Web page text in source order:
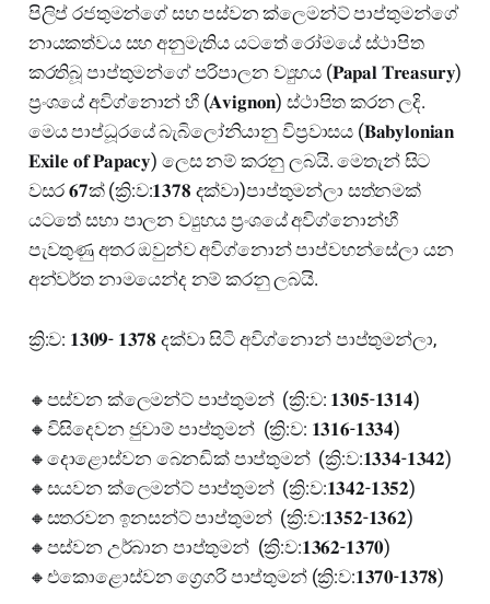
පිලිප් රජතුමන්ගේ සහ පස්වන ක්ලෙමන්ට් පාප්තුමන්ගේ
නායකත්වය සහ අනුමැතිය යටතේ රෝමයේ ස්ථාපිත
කරතිබූ පාප්තුමන්ගේ පරිපාලන ව්‍යුහය (𝐏𝐚𝐩𝐚𝐥 𝐓𝐫𝐞𝐚𝐬𝐮𝐫𝐲)
ප්‍රංශයේ අවිග්නොන් හී (𝐀𝐯𝐢𝐠𝐧𝐨𝐧) ස්ථාපිත කරන ලදි.
මෙය පාප්ධූරයේ බැබිලෝනියානු විප්‍රවාසය (𝐁𝐚𝐛𝐲𝐥𝐨𝐧𝐢𝐚𝐧
𝐄𝐱𝐢𝐥𝐞 𝐨𝐟 𝐏𝐚𝐩𝐚𝐜𝐲) ලෙස නම් කරනු ලබයි. මෙතැන් සිට
වසර 𝟔𝟕ක් (ක්‍රි:ව:𝟏𝟑𝟕𝟖 දක්වා)පාප්තුමන්ලා සත්නමක්
යටතේ සභා පාලන ව්‍යුහය ප්‍රංශයේ අවිග්නොන්හී
පැවතුණු අතර ඔවුන්ව අවිග්නොන් පාප්වහන්සේලා යන
අන්වර්ත නාමයෙන්ද නම් කරනු ලබයි.
ක්‍රි:ව: 𝟏𝟑𝟎𝟗- 𝟏𝟑𝟕𝟖 දක්වා සිටි අවිග්නොන් පාප්තුමන්ලා,
🔸පස්වන ක්ලෙමන්ට් පාප්තුමන් (ක්‍රි:ව: 𝟏𝟑𝟎𝟓-𝟏𝟑𝟏𝟒)
🔸විසිදෙවන ජුවාම් පාප්තුමන් (ක්‍රි:ව: 𝟏𝟑𝟏𝟔-𝟏𝟑𝟑𝟒)
🔸දොළොස්වන බෙනඩික් පාප්තුමන් (ක්‍රි:ව:𝟏𝟑𝟑𝟒-𝟏𝟑𝟒𝟐)
🔸සයවන ක්ලෙමන්ට් පාප්තුමන් (ක්‍රි:ව:𝟏𝟑𝟒𝟐-𝟏𝟑𝟓𝟐)
🔸සතරවන ඉනසන්ට් පාප්තුමන් (ක්‍රි:ව:𝟏𝟑𝟓𝟐-𝟏𝟑𝟔𝟐)
🔸පස්වන උර්බාන පාප්තුමන් (ක්‍රි:ව:𝟏𝟑𝟔𝟐-𝟏𝟑𝟕𝟎)
🔸එකොළොස්වන ග්‍රෙගරි පාප්තුමන් (ක්‍රි:ව:𝟏𝟑𝟕𝟎-𝟏𝟑𝟕𝟖)